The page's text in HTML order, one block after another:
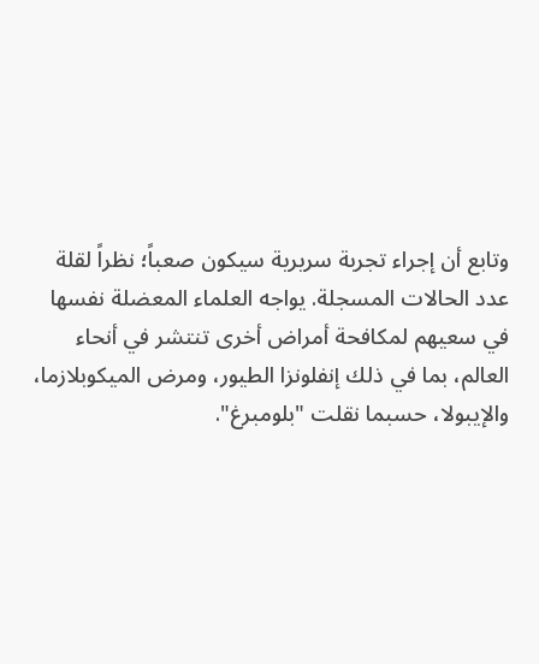
وتابع أن إجراء تجربة سريرية سيكون صعباً؛ نظراً لقلة
عدد الحالات المسجلة. يواجه العلماء المعضلة نفسها
في سعيهم لمكافحة أمراض أخرى تنتشر في أنحاء
العالم، بما في ذلك إنفلونزا الطيور، ومرض الميكوبلازما،
والإيبولا، حسبما نقلت "بلومبرغ".